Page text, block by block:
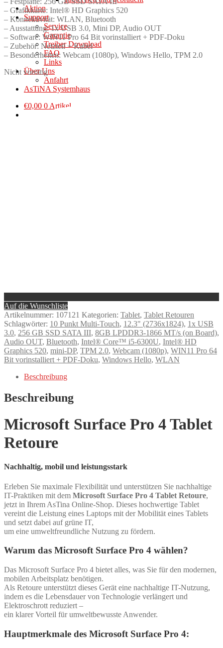
Aktion
Support
Service
Garantie
Treiber Download
FAQ
Links
Über Uns
Anfahrt
AsTiNA Systemhaus
€0,00 0 Artikel
– Grafikkarte: Intel® HD Graphics 520
– Konnektivität: WLAN, Bluetooth
– Ausstattung: 1x USB 3.0, Mini DP, Audio OUT
– Software: WIN11 Pro 64 Bit vorinstalliert + PDF-Doku
– Zubehör: Netzteil + Kabel
– Besonderheiten: Webcam (1080p), Windows Hello, TPM 2.0
Nicht vorrätig
Auf die Wunschliste
Artikelnummer: 107121 Kategorien: Tablet, Tablet Retouren
Schlagwörter: 10 Punkt Multi-Touch, 12.3" (2736x1824), 1x USB
3.0, 256 GB SSD SATA III, 8GB LPDDR3-1866 MT/s (on Board),
Audio OUT, Bluetooth, Intel® Core™ i5-6300U, Intel® HD
Graphics 520, mini-DP, TPM 2.0, Webcam (1080p), WIN11 Pro 64
Bit vorinstalliert + PDF-Doku, Windows Hello, WLAN
Beschreibung
Beschreibung
Microsoft Surface Pro 4 Tablet
Retoure
Nachhaltig, mobil und leistungsstark
Erleben Sie maximale Flexibilität und unterstützen Sie nachhaltige
IT-Praktiken mit dem Microsoft Surface Pro 4 Tablet Retoure,
jetzt in Ihrem AsTina Online-Shop. Dieses hochwertige Tablet
vereint die Leistung eines Laptops mit der Mobilität eines Tablets
und setzt dabei auf grüne IT,
um eine umweltfreundliche Nutzung zu fördern.
Warum das Microsoft Surface Pro 4 wählen?
Das Microsoft Surface Pro 4 bietet alles, was Sie für den modernen,
mobilen Arbeitsplatz benötigen.
Als Retoure unterstützt dieses Gerät eine nachhaltige IT-Nutzung,
indem es die Lebensdauer von Technologie verlängert und
Elektroschrott reduziert –
ein klarer Vorteil für umweltbewusste Anwender.
Hauptmerkmale des Microsoft Surface Pro 4: